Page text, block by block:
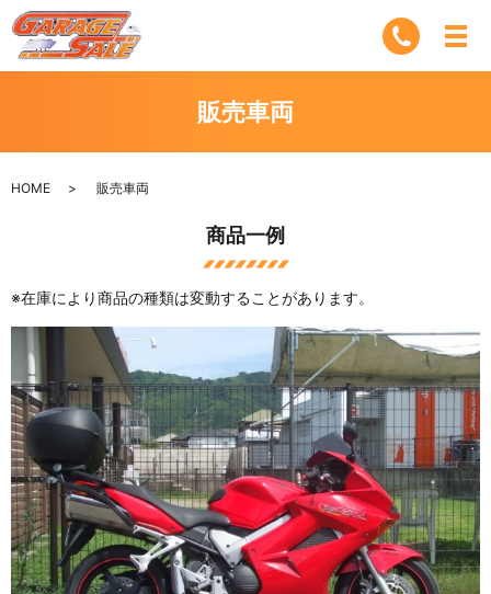
販売車両
HOME 販売車両
商品一例
※在庫により商品の種類は変動することがあります。